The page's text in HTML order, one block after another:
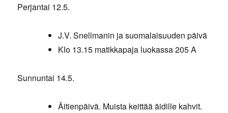
Perjantai 12.5.
J.V. Snellmanin ja suomalaisuuden päivä
Klo 13.15 matikkapaja luokassa 205 A
Sunnuntai 14.5.
Äitienpäivä. Muista keittää äidille kahvit.